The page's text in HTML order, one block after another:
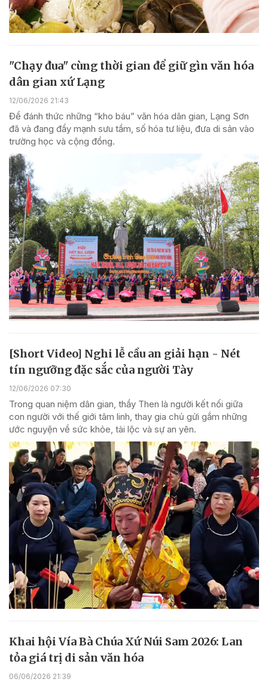
"Chạy đua" cùng thời gian để giữ gìn văn hóa
dân gian xứ Lạng
12/06/2026 21:43
Để đánh thức những “kho báu” văn hóa dân gian, Lạng Sơn
đã và đang đẩy mạnh sưu tầm, số hóa tư liệu, đưa di sản vào
trường học và cộng đồng.
[Short Video] Nghi lễ cầu an giải hạn - Nét
tín ngưỡng đặc sắc của người Tày
12/06/2026 07:30
Trong quan niệm dân gian, thầy Then là người kết nối giữa
con người với thế giới tâm linh, thay gia chủ gửi gắm những
ước nguyện về sức khỏe, tài lộc và sự an yên.
Khai hội Vía Bà Chúa Xứ Núi Sam 2026: Lan
tỏa giá trị di sản văn hóa
06/06/2026 21:39